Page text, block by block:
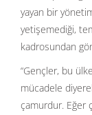
yayan bir
yetişemediği,
kadrosundan
“Gençler, bu
mücadele
çamurdur. Eğer